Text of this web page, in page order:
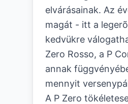
elvárásainak. Az
magát - itt a
kedvükre
Zero Rosso, a P
annak
mennyit
A P Zero